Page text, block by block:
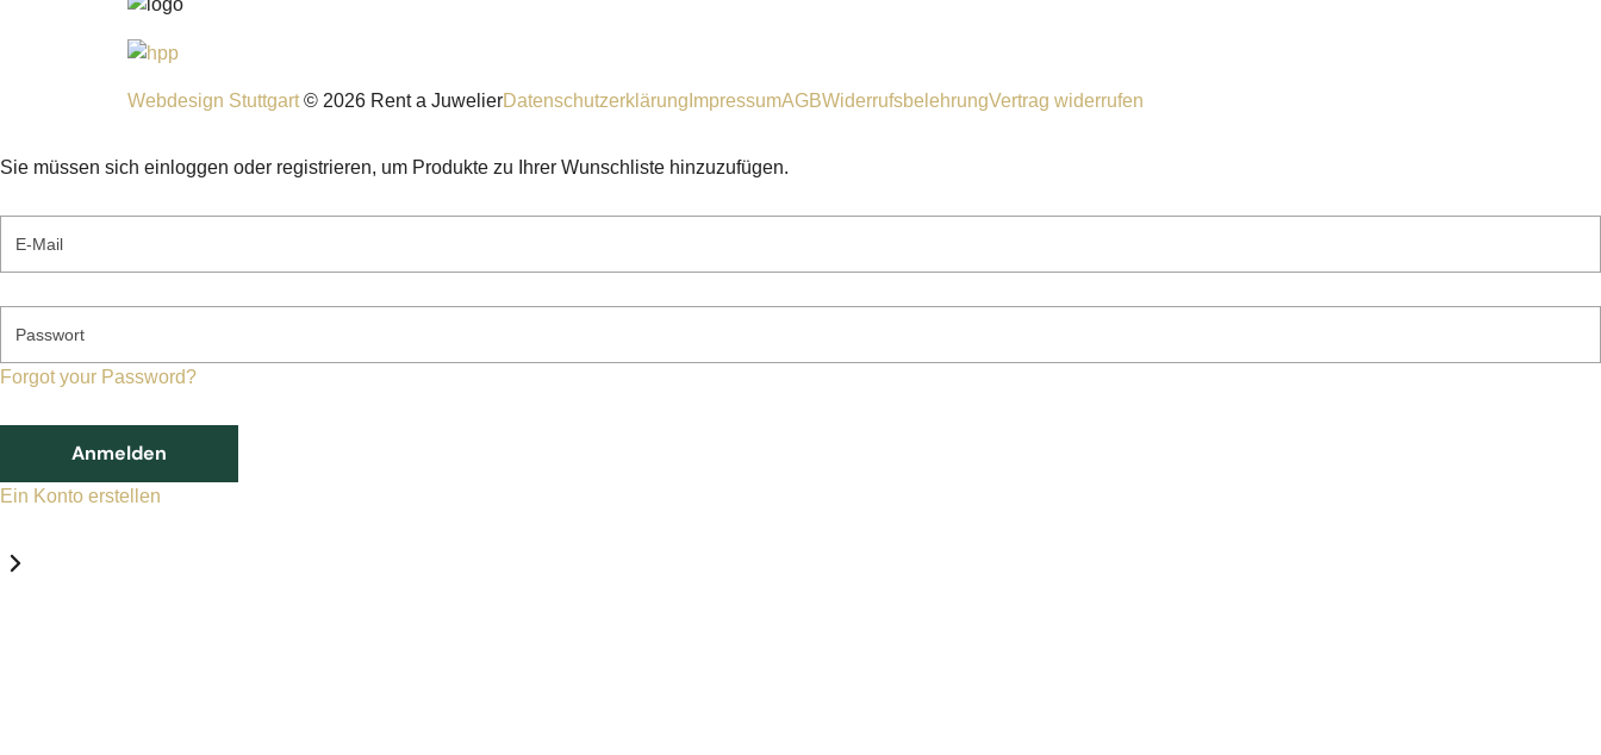
Webdesign Stuttgart © 2026 Rent a JuwelierDatenschutzerklärung ImpressumAGBWiderrufsbelehrungVertrag widerrufen
Sie müssen sich einloggen oder registrieren, um Produkte zu Ihrer Wunschliste hinzuzufügen.
E-Mail
Passwort
Forgot your Password?
Anmelden
Ein Konto erstellen